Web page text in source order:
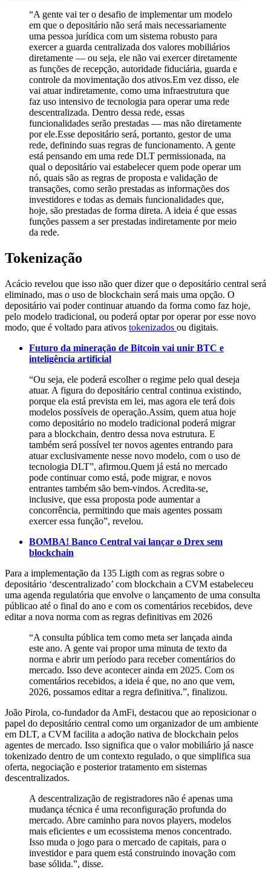
“A gente vai ter o desafio de implementar um modelo
em que o depositário não será mais necessariamente
uma pessoa jurídica com um sistema robusto para
exercer a guarda centralizada dos valores mobiliários
diretamente — ou seja, ele não vai exercer diretamente
as funções de recepção, autoridade fiduciária, guarda e
controle da movimentação dos ativos.Em vez disso, ele
vai atuar indiretamente, como uma infraestrutura que
faz uso intensivo de tecnologia para operar uma rede
descentralizada. Dentro dessa rede, essas
funcionalidades serão prestadas — mas não diretamente
por ele.Esse depositário será, portanto, gestor de uma
rede, definindo suas regras de funcionamento. A gente
está pensando em uma rede DLT permissionada, na
qual o depositário vai estabelecer quem pode operar um
nó, quais são as regras de proposta e validação de
transações, como serão prestadas as informações dos
investidores e todas as demais funcionalidades que,
hoje, são prestadas de forma direta. A ideia é que essas
funções passem a ser prestadas indiretamente por meio
da rede.
Tokenização
Acácio revelou que isso não quer dizer que o depositário central será
eliminado, mas o uso de blockchain será mais uma opção. O
depositário vai poder continuar atuando da forma como faz hoje,
pelo modelo tradicional, ou poderá optar por operar por esse novo
modo, que é voltado para ativos tokenizados ou digitais.
Futuro da mineração de Bitcoin vai unir BTC e
inteligência artificial
“Ou seja, ele poderá escolher o regime pelo qual deseja
atuar. A figura do depositário central continua existindo,
porque ela está prevista em lei, mas agora ele terá dois
modelos possíveis de operação.Assim, quem atua hoje
como depositário no modelo tradicional poderá migrar
para a blockchain, dentro dessa nova estrutura. E
também será possível ter novos agentes entrando para
atuar exclusivamente nesse novo modelo, com o uso de
tecnologia DLT”, afirmou.Quem já está no mercado
pode continuar como está, pode migrar, e novos
entrantes também são bem-vindos. Acredita-se,
inclusive, que essa proposta pode aumentar a
concorrência, permitindo que mais agentes possam
exercer essa função”, revelou.
BOMBA! Banco Central vai lançar o Drex sem
blockchain
Para a implementação da 135 Ligth com as regras sobre o
depositário ‘descentralizado’ com blockchain a CVM estabeleceu
uma agenda regulatória que envolve o lançamento de uma consulta
públicao até o final do ano e com os comentários recebidos, deve
editar a nova norma com as regras definitivas em 2026
“A consulta pública tem como meta ser lançada ainda
este ano. A gente vai propor uma minuta de texto da
norma e abrir um período para receber comentários do
mercado. Isso deve acontecer ainda em 2025. Com os
comentários recebidos, a ideia é que, no ano que vem,
2026, possamos editar a regra definitiva.”, finalizou.
João Pirola, co-fundador da AmFi, destacou que ao reposicionar o
papel do depositário central como um organizador de um ambiente
em DLT, a CVM facilita a adoção nativa de blockchain pelos
agentes de mercado. Isso significa que o valor mobiliário já nasce
tokenizado dentro de um contexto regulado, o que simplifica sua
oferta, negociação e posterior tratamento em sistemas
descentralizados.
A descentralização de registradores não é apenas uma
mudança técnica é uma reconfiguração profunda do
mercado. Abre caminho para novos players, modelos
mais eficientes e um ecossistema menos concentrado.
Isso muda o jogo para o mercado de capitais, para o
investidor e para quem está construindo inovação com
base sólida.”, disse.